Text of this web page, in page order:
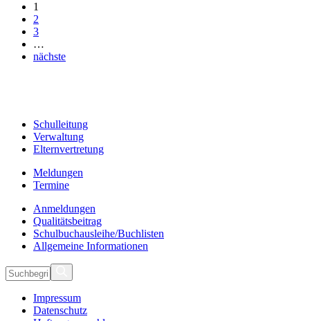
1
2
3
…
nächste
Schulleitung
Verwaltung
Elternvertretung
Meldungen
Termine
Anmeldungen
Qualitätsbeitrag
Schulbuchausleihe/Buchlisten
Allgemeine Informationen
Impressum
Datenschutz